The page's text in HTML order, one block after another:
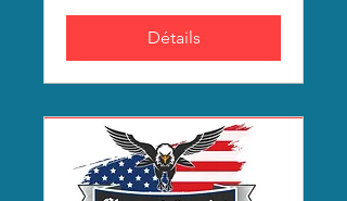
Détails